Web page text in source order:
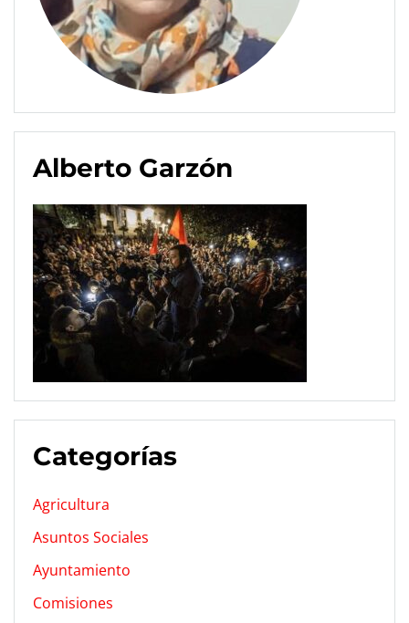
Alberto Garzón
Categorías
Agricultura
Asuntos Sociales
Ayuntamiento
Comisiones